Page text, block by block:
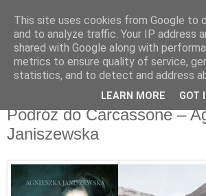
Recenzje na
Portal kulturalny - książki, recenzje,
wtorek, 5 listopada 2019
Podróż do Carcassone –
Janiszewska
This site uses cookies from Google to
and to analyze traffic. Your IP address
shared with Google along with
metrics to ensure quality of service,
statistics, and to detect and address
LEARN MORE GOT